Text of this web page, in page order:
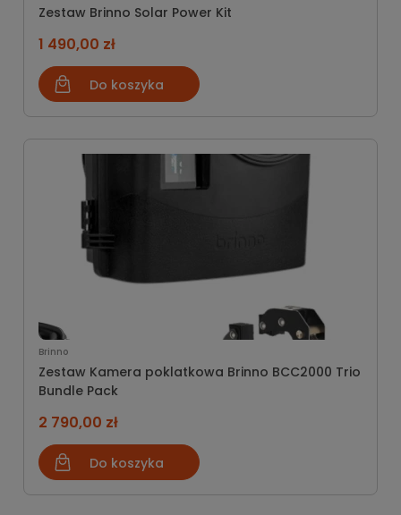
Zestaw Brinno Solar Power Kit
1 490,00 zł
Do koszyka
Brinno
Zestaw Kamera poklatkowa Brinno BCC2000 Trio
Bundle Pack
2 790,00 zł
Do koszyka